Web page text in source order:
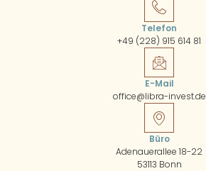
Telefon
+49 (228) 915 614 81
E-Mail
office@libra-invest.de
Büro
Adenauerallee 18-22
53113 Bonn